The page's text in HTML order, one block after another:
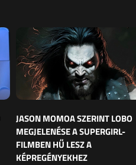
JASON MOMOA SZERINT LOBO
MEGJELENÉSE A SUPERGIRL-
FILMBEN HŰ LESZ A
KÉPREGÉNYEKHEZ